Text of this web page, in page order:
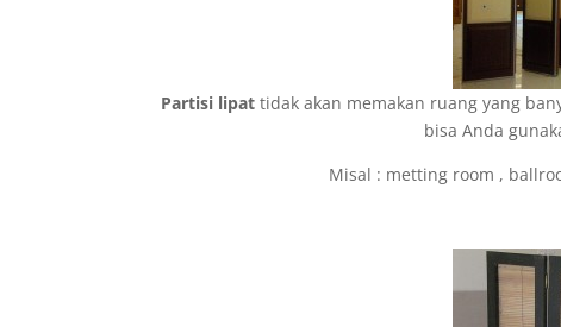
Partisi lipat tidak akan memakan ruang yang
bisa Anda
Misal : metting room ,